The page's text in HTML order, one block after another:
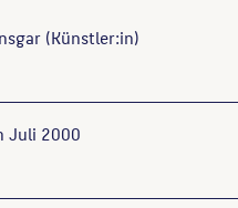
(Künstler:in)
Juli 2000